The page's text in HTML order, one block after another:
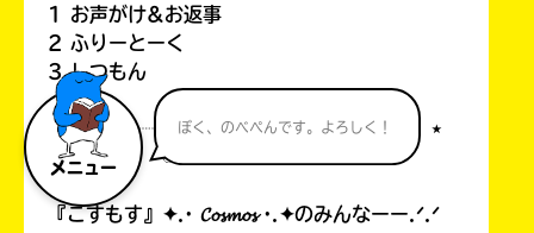
メニュー
ぼく、のべぺんです。よろしく！
1 お声がけ&お返事
2 ふりーとーく
3 しつもん
◌ ┈┈┈┈ ⋆ ┈┈┈┈ ✧ ┈┈┈┈ ⋆
┈┈┈┈ ◌
『こすもす』✦.· 𝓒𝓸𝓼𝓶𝓸𝓼 ·.✦のみんなーー.ᐟ.ᐟ